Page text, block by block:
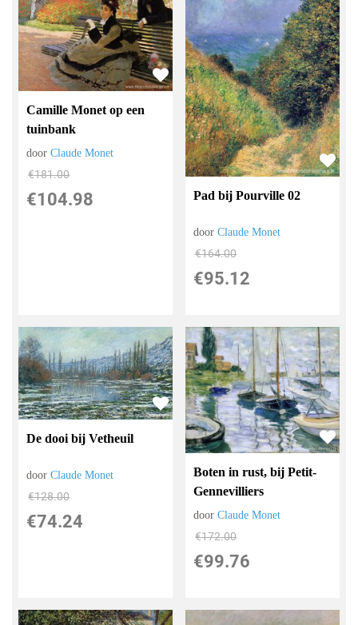
Camille Monet op een
tuinbank
doorClaude Monet
€181.00
€104.98 Pad bij Pourville 02
doorClaude Monet
€164.00
€95.12
De dooi bij Vetheuil
doorClaude Monet
€128.00
€74.24
Boten in rust, bij Petit-
Gennevilliers
doorClaude Monet
€172.00
€99.76